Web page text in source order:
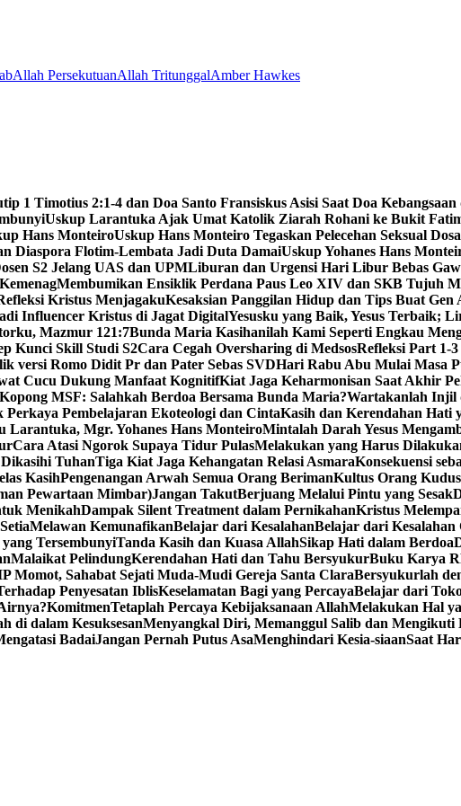
Allah PersekutuanAllah TritunggalAmber Hawkes
1 Timotius 2:1-4 dan Doa Santo Fransiskus Asisi Saat Doa Kebangsaan
Uskup Larantuka Ajak Umat Katolik Ziarah Rohani ke Bukit
Hans MonteiroUskup Hans Monteiro Tegaskan Pelecehan Seksual
Diaspora Flotim-Lembata Jadi Duta DamaiUskup Yohanes Hans
S2 Jelang UAS dan UPMLiburan dan Urgensi Hari Libur Bebas
Membumikan Ensiklik Perdana Paus Leo XIV dan SKB Tujuh
Kristus MenjagakuKesaksian Panggilan Hidup dan Tips Buat Gen
Influencer Kristus di Jagat DigitalYesusku yang Baik, Yesus Terbaik;
Mazmur 121:7Bunda Maria Kasihanilah Kami Seperti Engkau
Kunci Skill Studi S2Cara Cegah Oversharing di MedsosRefleksi Part 1-
versi Romo Didit Pr dan Pater Sebas SVDHari Rabu Abu Mulai Masa
Cucu Dukung Manfaat KognitifKiat Jaga Keharmonisan Saat Akhir
MSF: Salahkah Berdoa Bersama Bunda Maria?Wartakanlah Injil
Pembelajaran Ekoteologi dan CintaKasih dan Kerendahan Hati
Larantuka, Mgr. Yohanes Hans MonteiroMintalah Darah Yesus
Cara Atasi Ngorok Supaya Tidur PulasMelakukan yang Harus
TuhanTiga Kiat Jaga Kehangatan Relasi AsmaraKonsekuensi
KasihPengenangan Arwah Semua Orang BerimanKultus Orang
Pewartaan Mimbar)Jangan TakutBerjuang Melalui Pintu yang Sesak
MenikahDampak Silent Treatment dalam PernikahanKristus
Melawan KemunafikanBelajar dari KesalahanBelajar dari Kesalahan
yang TersembunyiTanda Kasih dan Kuasa AllahSikap Hati dalam Berdoa
Malaikat PelindungKerendahan Hati dan Tahu BersyukurBuku Karya
Momot, Sahabat Sejati Muda-Mudi Gereja Santa ClaraBersyukurlah
Penyesatan IblisKeselamatan Bagi yang PercayaBelajar dari
KomitmenTetaplah Percaya Kebijaksanaan AllahMelakukan Hal
di dalam KesuksesanMenyangkal Diri, Memanggul Salib dan Mengikuti
BadaiJangan Pernah Putus AsaMenghindari Kesia-siaanSaat